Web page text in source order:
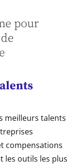
pour
meilleurs talents
compensations
les outils les plus